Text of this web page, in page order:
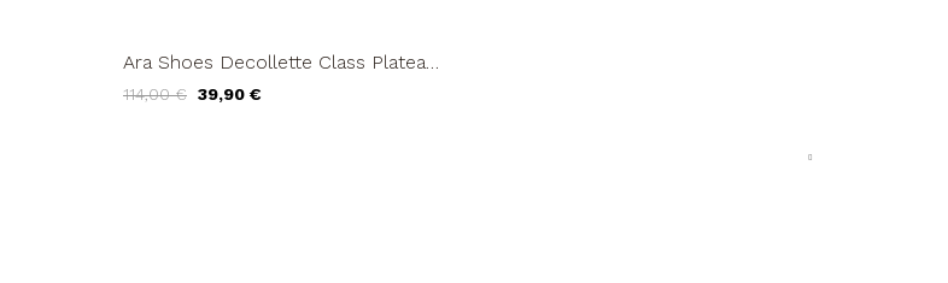
Ara Shoes Decollette Class Plateau
114,00 € 39,90 €